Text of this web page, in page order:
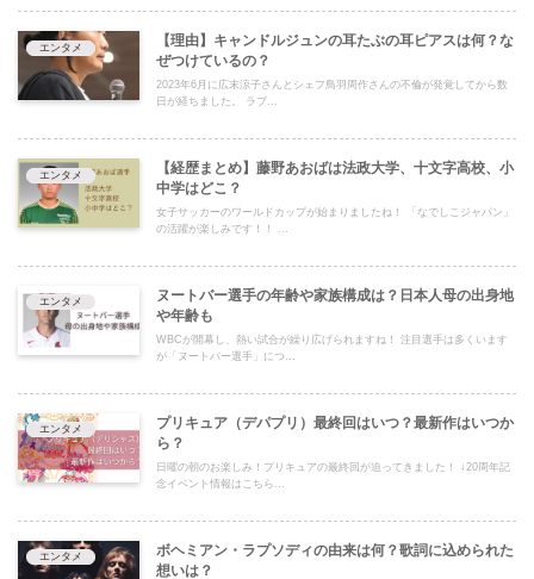
エンタメ
【理由】キャンドルジュンの耳たぶの耳ピアスは何？な
ぜつけているの？
2023年6月に広末涼子さんとシェフ鳥羽周作さんの不倫が発覚してから数
日が経ちました。 ラブ...
エンタメ
【経歴まとめ】藤野あおばは法政大学、十文字高校、小
中学はどこ？
女子サッカーのワールドカップが始まりましたね！ 「なでしこジャパン」
の活躍が楽しみです！！ ...
エンタメ
ヌートバー選手の年齢や家族構成は？日本人母の出身地
や年齢も
WBCが開幕し、熱い試合が繰り広げられますね！ 注目選手は多くいます
が「ヌートバー選手」につ...
エンタメ
プリキュア（デパプリ）最終回はいつ？最新作はいつか
ら？
日曜の朝のお楽しみ！プリキュアの最終回が迫ってきました！ ↓20周年記
念イベント情報はこちら...
エンタメ
ボヘミアン・ラプソディの由来は何？歌詞に込められた
想いは？